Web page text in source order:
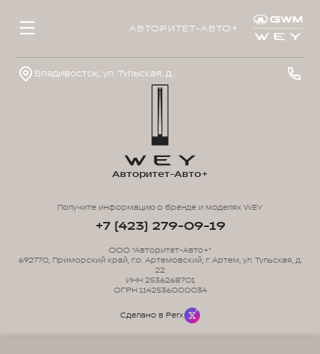
АВТОРИТЕТ-АВТО+
Владивосток, ул. Тульская, д. 22
Авторитет-Авто+
Получите информацию о бренде и моделях WEY
+7 (423) 279-09-19
ООО "Авторитет-Авто+"
692770, Приморский край, г.о. Артемовский, г. Артем, ул. Тульская, д.
22
ИНН 2536268701
ОГРН 1142536000034
Сделано в Perx